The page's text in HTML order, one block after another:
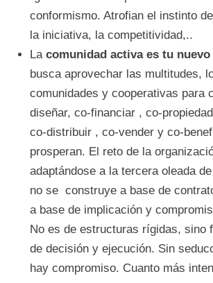
conformismo. Atrofian el instinto
la iniciativa, la competitividad,..
Lacomunidad activa es tu
busca aprovechar las multitudes,
comunidades y cooperativas para
diseñar, co-financiar , co-
co-distribuir , co-vender y co-
prosperan. El reto de la
adaptándose a la tercera oleada
no se construye a base de
a base de implicación y
No es de estructuras rígidas, sino
de decisión y ejecución. Sin
hay compromiso. Cuanto más